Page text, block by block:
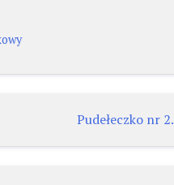
Pudełeczko nr 2.